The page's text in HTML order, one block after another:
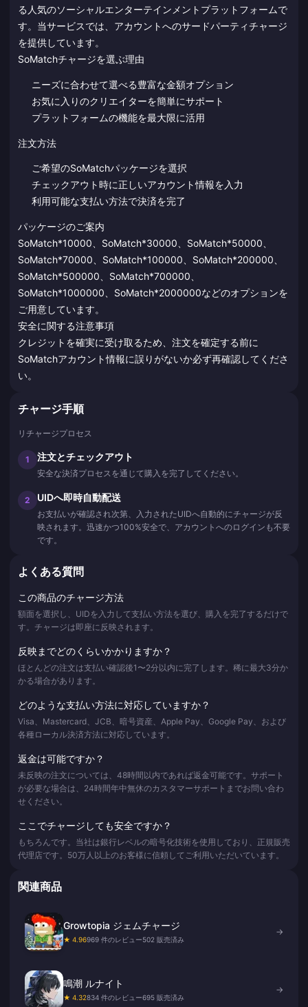
る人気のソーシャルエンターテインメントプラットフォームで
す。当サービスでは、アカウントへのサードパーティチャージ
を提供しています。
SoMatchチャージを選ぶ理由
ニーズに合わせて選べる豊富な金額オプション
お気に入りのクリエイターを簡単にサポート
プラットフォームの機能を最大限に活用
注文方法
ご希望のSoMatchパッケージを選択
チェックアウト時に正しいアカウント情報を入力
利用可能な支払い方法で決済を完了
パッケージのご案内
SoMatch*10000、SoMatch*30000、SoMatch*50000、
SoMatch*70000、SoMatch*100000、SoMatch*200000、
SoMatch*500000、SoMatch*700000、
SoMatch*1000000、SoMatch*2000000などのオプションを
ご用意しています。
安全に関する注意事項
クレジットを確実に受け取るため、注文を確定する前に
SoMatchアカウント情報に誤りがないか必ず再確認してくださ
い。
チャージ手順
リチャージプロセス
1 注文とチェックアウト
安全な決済プロセスを通じて購入を完了してください。
2 UIDへ即時自動配送
お支払いが確認され次第、入力されたUIDへ自動的にチャージが反
映されます。迅速かつ100%安全で、アカウントへのログインも不要
です。
よくある質問
この商品のチャージ方法
額面を選択し、UIDを入力して支払い方法を選び、購入を完了するだけで
す。チャージは即座に反映されます。
反映までどのくらいかかりますか？
ほとんどの注文は支払い確認後1〜2分以内に完了します。稀に最大3分か
かる場合があります。
どのような支払い方法に対応していますか？
Visa、Mastercard、JCB、暗号資産、Apple Pay、Google Pay、および
各種ローカル決済方法に対応しています。
返金は可能ですか？
未反映の注文については、48時間以内であれば返金可能です。サポート
が必要な場合は、24時間年中無休のカスタマーサポートまでお問い合わ
せください。
ここでチャージしても安全ですか？
もちろんです。当社は銀行レベルの暗号化技術を使用しており、正規販売
代理店です。50万人以上のお客様に信頼してご利用いただいています。
関連商品
Growtopia ジェムチャージ
★ 4.96969 件のレビュー502 販売済み
→
鳴潮 ルナイト
★ 4.32834 件のレビュー695 販売済み
→